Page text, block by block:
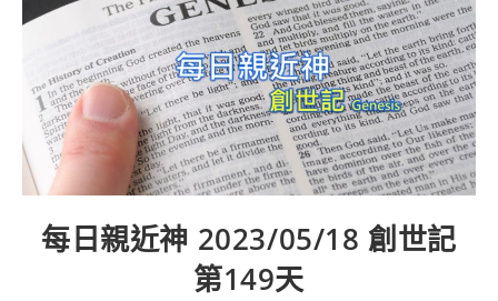
每日親近神 2023/05/18 創世記
第149天